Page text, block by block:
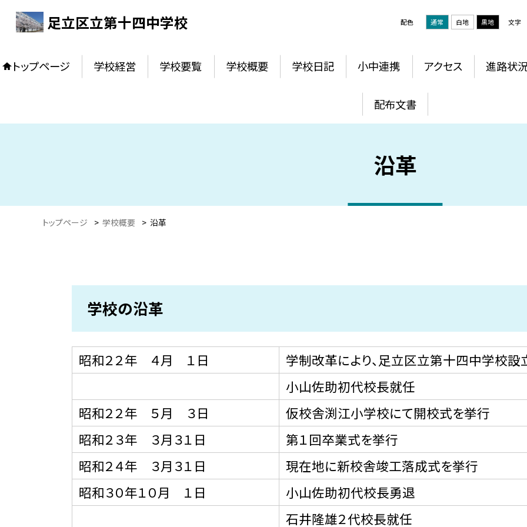
足立区立第十四中学校 配色 通常 白地 黒地 文字
トップページ 学校経営 学校要覧 学校概要 学校日記 小中連携 アクセス 進路状
配布文書
沿革
トップページ > 学校概要 > 沿革
学校の沿革
昭和２２年 ４月 １日
学制改革により、足立区立第十四中学校設
小山佐助初代校長就任
昭和２２年 ５月 ３日
仮校舎渕江小学校にて開校式を挙行
昭和２３年 ３月３１日
第１回卒業式を挙行
昭和２４年 ３月３１日
現在地に新校舎竣工落成式を挙行
昭和３０年１０月 １日
小山佐助初代校長勇退
石井隆雄２代校長就任